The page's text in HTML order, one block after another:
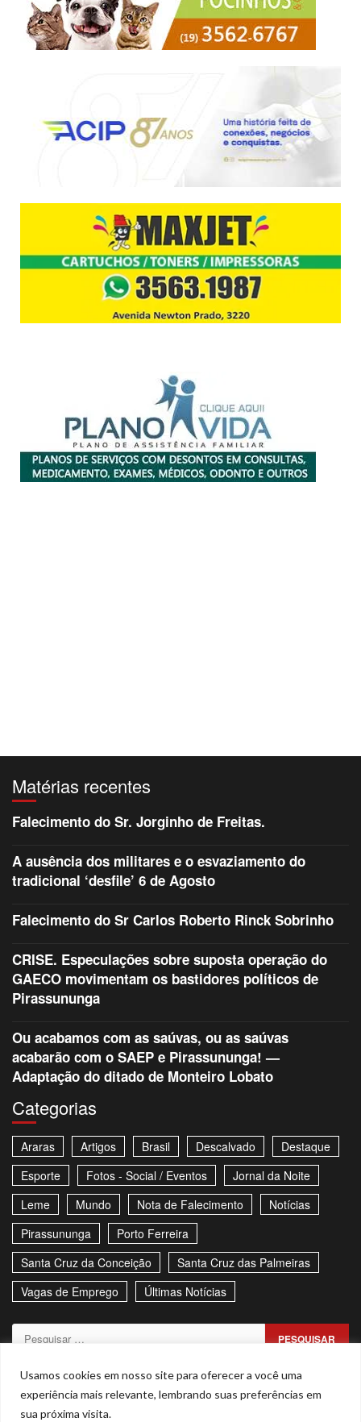
Usamos cookies em nosso site para oferecer a você uma
experiência mais relevante, lembrando suas preferências em
sua próxima visita.
Matérias recentes
Falecimento do Sr. Jorginho de Freitas.
A ausência dos militares e o esvaziamento do
tradicional ‘desfile’ 6 de Agosto
Falecimento do Sr Carlos Roberto Rinck Sobrinho
CRISE. Especulações sobre suposta operação do
GAECO movimentam os bastidores políticos de
Pirassununga
Ou acabamos com as saúvas, ou as saúvas
acabarão com o SAEP e Pirassununga! —
Adaptação do ditado de Monteiro Lobato
Categorias
Araras Artigos Brasil Descalvado
Destaque
Esporte
Fotos - Social / Eventos
Jornal da Noite
Leme
Mundo Nota de Falecimento
Notícias
Pirassununga
Porto Ferreira
Santa Cruz da Conceição
Santa Cruz das Palmeiras
Vagas de Emprego
Últimas Notícias
Pesquisar
Sitemap Política de Privacidade Contato
Stories